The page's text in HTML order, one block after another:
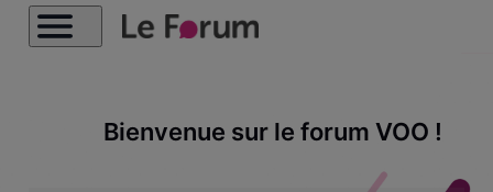
Bienvenue sur le forum VOO !